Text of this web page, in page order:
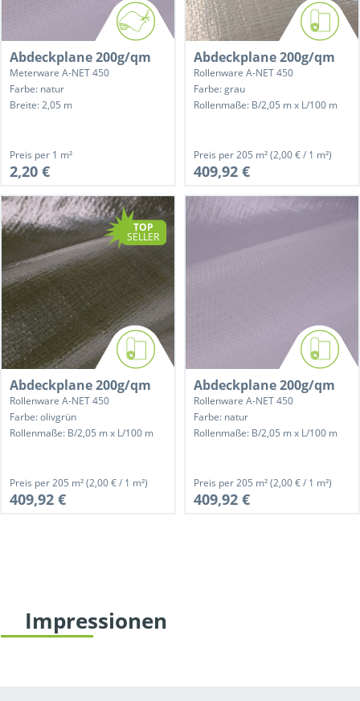
Abdeckplane 200g/qm
Meterware A-NET 450
Farbe: natur
Breite: 2,05 m
Preis per 1 m²
2,20 €
Abdeckplane 200g/qm
Rollenware A-NET 450
Farbe: grau
Rollenmaße: B/2,05 m x L/100 m
Preis per205 m²(2,00 € / 1 m²)
409,92 €
TOP
SELLER
Abdeckplane 200g/qm
Rollenware A-NET 450
Farbe: olivgrün
Rollenmaße: B/2,05 m x L/100 m
Preis per205 m²(2,00 € / 1 m²)
409,92 €
Abdeckplane 200g/qm
Rollenware A-NET 450
Farbe: natur
Rollenmaße: B/2,05 m x L/100 m
Preis per205 m²(2,00 € / 1 m²)
409,92 €
Impressionen